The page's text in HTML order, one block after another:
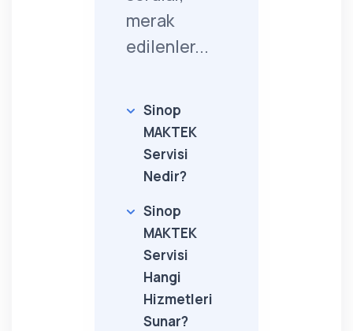
merak
edilenler...
Sinop
MAKTEK
Servisi
Nedir?
Sinop
MAKTEK
Servisi
Hangi
Hizmetleri
Sunar?